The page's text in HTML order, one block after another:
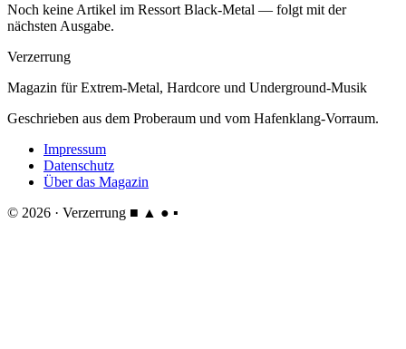
Noch keine Artikel im Ressort Black-Metal — folgt mit der
nächsten Ausgabe.
Verzerrung
Magazin für Extrem-Metal, Hardcore und Underground-Musik
Geschrieben aus dem Proberaum und vom Hafenklang-Vorraum.
Impressum
Datenschutz
Über das Magazin
© 2026 · Verzerrung ■ ▲ ● ▪